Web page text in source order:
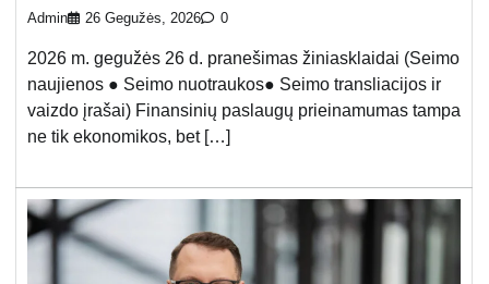
Admin 26 Gegužės, 2026 0
2026 m. gegužės 26 d. pranešimas žiniasklaidai (Seimo
naujienos ● Seimo nuotraukos● Seimo transliacijos ir
vaizdo įrašai) Finansinių paslaugų prieinamumas tampa
ne tik ekonomikos, bet […]